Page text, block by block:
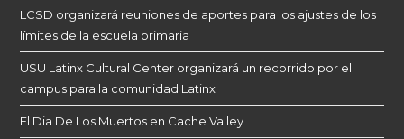
LCSD organizará reuniones de aportes para los ajustes de los
límites de la escuela primaria
USU Latinx Cultural Center organizará un recorrido por el
campus para la comunidad Latinx
El Dia De Los Muertos en Cache Valley